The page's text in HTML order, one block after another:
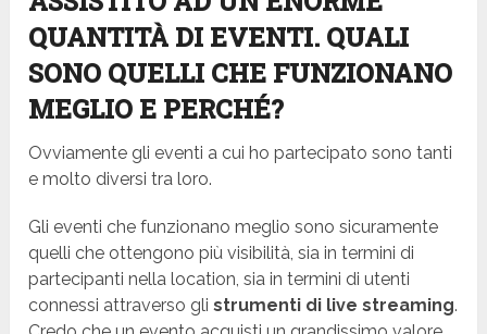
QUANTITÀ DI EVENTI. QUALI
SONO QUELLI CHE FUNZIONANO
MEGLIO E PERCHÉ?
Ovviamente gli eventi a cui ho partecipato sono tanti
e molto diversi tra loro.
Gli eventi che funzionano meglio sono sicuramente
quelli che ottengono più visibilità, sia in termini di
partecipanti nella location, sia in termini di utenti
connessi attraverso glistrumenti di live streaming.